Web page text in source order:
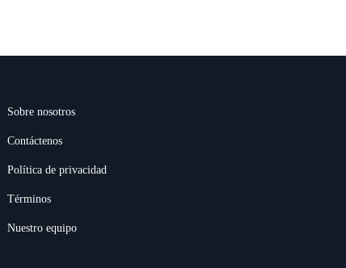
Sobre nosotros
Contáctenos
Política de privacidad
Términos
Nuestro equipo